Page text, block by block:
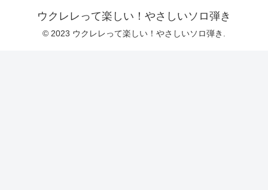
ウクレレって楽しい！やさしいソロ弾き
© 2023 ウクレレって楽しい！やさしいソロ弾き.